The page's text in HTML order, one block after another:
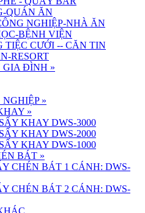
QUÁN ĂN
NGHIỆP-NHÀ ĂN
BỆNH VIỆN
TIỆC CƯỚI -- CĂN TIN
RESORT
GIA ĐÌNH »
NGHIỆP »
»
KHAY DWS-3000
KHAY DWS-2000
KHAY DWS-1000
BÁT »
CHÉN BÁT 1 CÁNH: DWS-
CHÉN BÁT 2 CÁNH: DWS-